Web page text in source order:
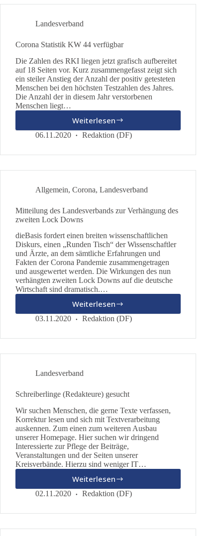
Landesverband
Corona Statistik KW 44 verfügbar
Die Zahlen des RKI liegen jetzt grafisch aufbereitet
auf 18 Seiten vor. Kurz zusammengefasst zeigt sich
ein steiler Anstieg der Anzahl der positiv getesteten
Menschen bei den höchsten Testzahlen des Jahres.
Die Anzahl der in diesem Jahr verstorbenen
Menschen liegt…
Weiterlesen
Corona
Statistik
44
06.11.2020 Redaktion (DF)
Allgemein, Corona, Landesverband
Mitteilung des Landesverbands zur Verhängung des
zweiten Lock Downs
dieBasis fordert einen breiten wissenschaftlichen
Diskurs, einen „Runden Tisch“ der Wissenschaftler
und Ärzte, an dem sämtliche Erfahrungen und
Fakten der Corona Pandemie zusammengetragen
und ausgewertet werden. Die Wirkungen des nun
verhängten zweiten Lock Downs auf die deutsche
Wirtschaft sind dramatisch.…
Weiterlesen
Mitteilung
des
zur
03.11.2020 Redaktion (DF)
Landesverband
Schreiberlinge (Redakteure) gesucht
Wir suchen Menschen, die gerne Texte verfassen,
Korrektur lesen und sich mit Textverarbeitung
auskennen. Zum einen zum weiteren Ausbau
unserer Homepage. Hier suchen wir dringend
Interessierte zur Pflege der Beiträge,
Veranstaltungen und der Seiten unserer
Kreisverbände. Hierzu sind weniger IT…
WeiterlesenSchreiberlinge
(Redakteure)
02.11.2020 Redaktion (DF)